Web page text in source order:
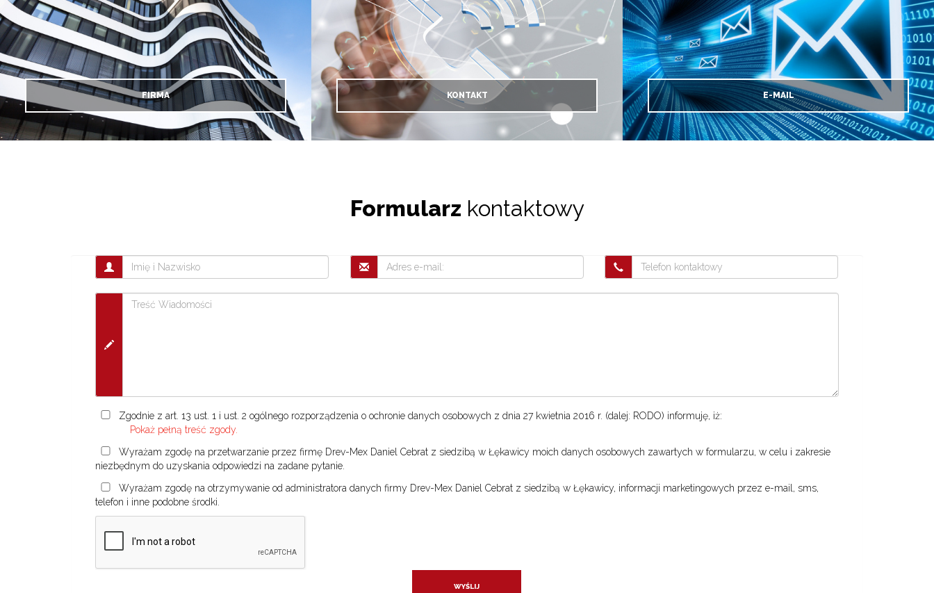
FIRMA KONTAKT E-MAIL
Formularz kontaktowy
Zgodnie z art. 13 ust. 1 i ust. 2 ogólnego rozporządzenia o ochronie danych osobowych z dnia 27 kwietnia 2016 r. (dalej: RODO) informuję, iż:
Pokaż pełną treść zgody.
Wyrażam zgodę na przetwarzanie przez firmę Drev-Mex Daniel Cebrat z siedzibą w Łękawicy moich danych osobowych zawartych w formularzu, w celu i zakresie
niezbędnym do uzyskania odpowiedzi na zadane pytanie.
Wyrażam zgodę na otrzymywanie od administratora danych firmy Drev-Mex Daniel Cebrat z siedzibą w Łękawicy, informacji marketingowych przez e-mail, sms,
telefon i inne podobne środki.
WYŚLIJ